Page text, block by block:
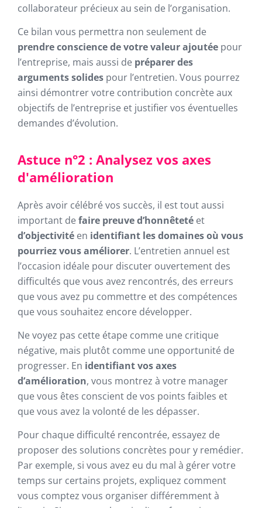
collaborateur précieux au sein de l’organisation.
Ce bilan vous permettra non seulement de
prendre conscience de votre valeur ajoutée pour
l’entreprise, mais aussi de préparer des
arguments solides pour l’entretien. Vous pourrez
ainsi démontrer votre contribution concrète aux
objectifs de l’entreprise et justifier vos éventuelles
demandes d’évolution.
Astuce n°2 : Analysez vos axes
d'amélioration
Après avoir célébré vos succès, il est tout aussi
important defaire preuve d’honnêteté et
d’objectivité en identifiant les domaines où vous
pourriez vous améliorer. L’entretien annuel est
l’occasion idéale pour discuter ouvertement des
difficultés que vous avez rencontrés, des erreurs
que vous avez pu commettre et des compétences
que vous souhaitez encore développer.
Ne voyez pas cette étape comme une critique
négative, mais plutôt comme une opportunité de
progresser. En identifiant vos axes
d’amélioration, vous montrez à votre manager
que vous êtes conscient de vos points faibles et
que vous avez la volonté de les dépasser.
Pour chaque difficulté rencontrée, essayez de
proposer des solutions concrètes pour y remédier.
Par exemple, si vous avez eu du mal à gérer votre
temps sur certains projets, expliquez comment
vous comptez vous organiser différemment à